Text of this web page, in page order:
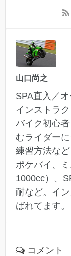
山口尚之
SPA直入／
インストラ
バイク初心
むライダー
練習方法な
ポケバイ、
1000cc）、
耐など。イ
ばれてます。
コメント